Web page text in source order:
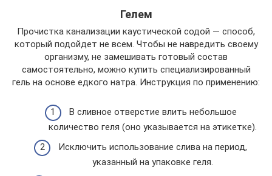
Гелем
Прочистка канализации каустической содой — способ,
который подойдет не всем. Чтобы не навредить своему
организму, не замешивать готовый состав
самостоятельно, можно купить специализированный
гель на основе едкого натра. Инструкция по применению:
В сливное отверстие влить небольшое
количество геля (оно указывается на этикетке).
Исключить использование слива на период,
указанный на упаковке геля.